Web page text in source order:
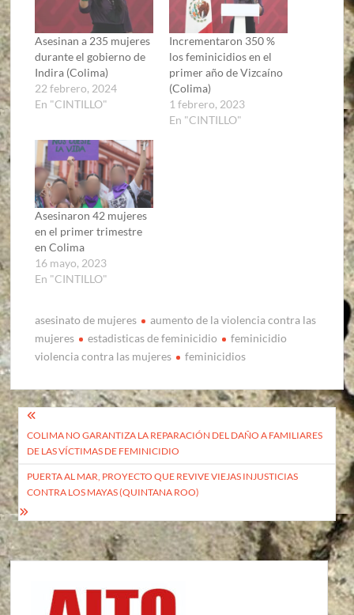
Asesinan a 235 mujeres
durante el gobierno de
Indira (Colima)
22 febrero, 2024
En "CINTILLO"
Incrementaron 350 %
los feminicidios en el
primer año de Vizcaíno
(Colima)
1 febrero, 2023
En "CINTILLO"
Asesinaron 42 mujeres
en el primer trimestre
en Colima
16 mayo, 2023
En "CINTILLO"
asesinato de mujeres
aumento de la violencia contra las
mujeres
estadisticas de feminicidio
feminicidio
violencia contra las mujeres
feminicidios
Navegación
de
entradas
COLIMA NO GARANTIZA LA REPARACIÓN DEL DAÑO A FAMILIARES
DE LAS VÍCTIMAS DE FEMINICIDIO
PUERTA AL MAR, PROYECTO QUE REVIVE VIEJAS INJUSTICIAS
CONTRA LOS MAYAS (QUINTANA ROO)